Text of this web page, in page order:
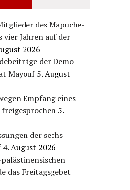
des Mapuche-
vier Jahren auf der
2026
der Demo
Mayouf 5. August
Empfang eines
5.
der sechs
4. August 2026
das Freitagsgebet